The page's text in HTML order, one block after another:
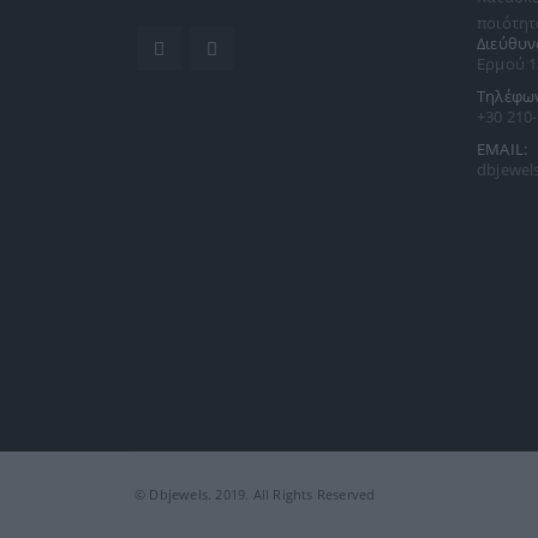
Ερμού
+30
EMAIL:
© Dbjewels. 2019. All Rights Reserved